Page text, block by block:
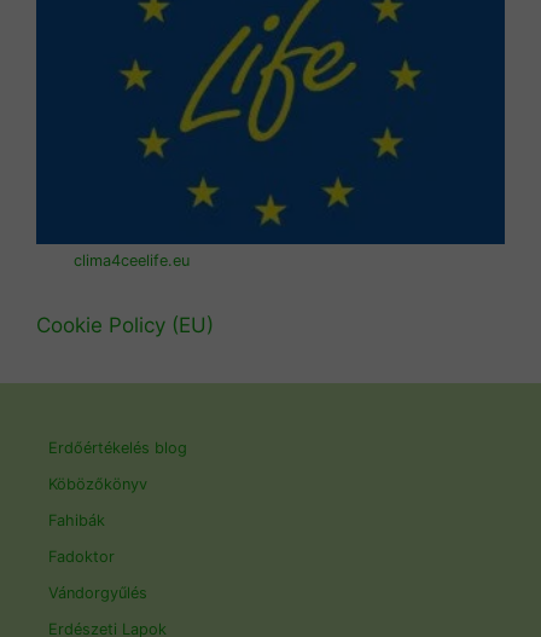
clima4ceelife.eu
Cookie Policy (EU)
Erdőértékelés blog
Köbözőkönyv
Fahibák
Fadoktor
Vándorgyűlés
Erdészeti Lapok